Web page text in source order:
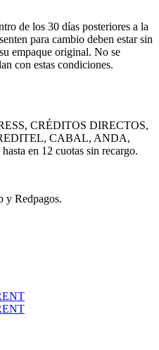
de los 30 días posteriores a la
para cambio deben estar sin
empaque original. No se
con estas condiciones.
CRÉDITOS DIRECTOS,
CABAL, ANDA,
en 12 cuotas sin recargo.
y Redpagos.